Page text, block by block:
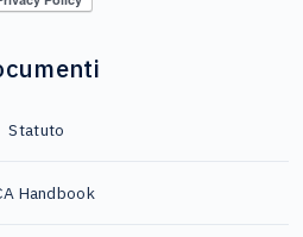
Statuto
Handbook